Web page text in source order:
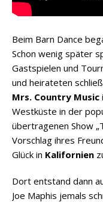
Beim Barn Dance
Schon wenig später
Gastspielen und
und heirateten
Mrs. Country Music
Westküste in der
übertragenen Show
Vorschlag ihres
Glück in Kalifornien
Dort entstand dann
Joe Maphis jemals